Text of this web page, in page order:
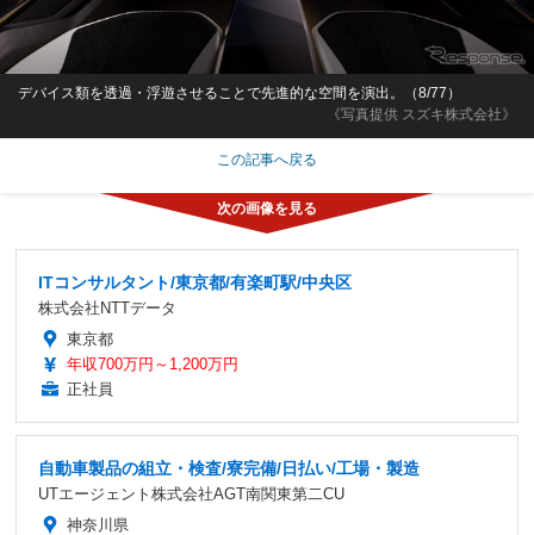
《写真提供 スズキ株式会社》
デバイス類を透過・浮遊させることで先進的な空間を演出。（8/77）
この記事へ戻る
ITコンサルタント/東京都/有楽町駅/中央区
株式会社NTTデータ
東京都
年収700万円～1,200万円
正社員
自動車製品の組立・検査/寮完備/日払い/工場・製造
UTエージェント株式会社AGT南関東第二CU
神奈川県